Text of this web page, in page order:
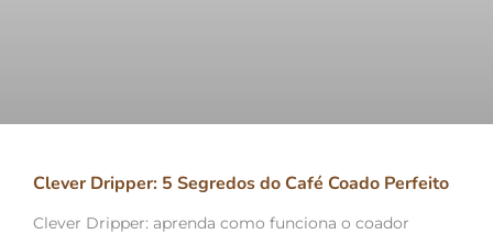
Clever Dripper: 5 Segredos do Café Coado Perfeito
Clever Dripper: aprenda como funciona o coador